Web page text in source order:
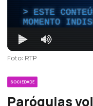
ESTE
MOMENTO
Foto: RTP
SOCIEDADE
Paróquias